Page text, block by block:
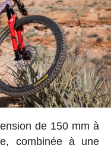
de 150 mm à
combinée à une